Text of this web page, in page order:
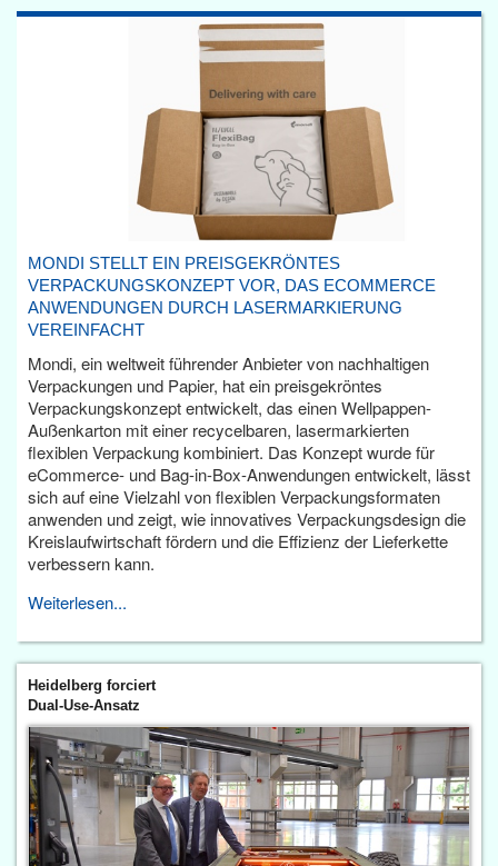
MONDI STELLT EIN PREISGEKRÖNTES
VERPACKUNGSKONZEPT VOR, DAS ECOMMERCE
ANWENDUNGEN DURCH LASERMARKIERUNG
VEREINFACHT
Mondi, ein weltweit führender Anbieter von nachhaltigen
Verpackungen und Papier, hat ein preisgekröntes
Verpackungskonzept entwickelt, das einen Wellpappen-
Außenkarton mit einer recycelbaren, lasermarkierten
flexiblen Verpackung kombiniert. Das Konzept wurde für
eCommerce- und Bag-in-Box-Anwendungen entwickelt, lässt
sich auf eine Vielzahl von flexiblen Verpackungsformaten
anwenden und zeigt, wie innovatives Verpackungsdesign die
Kreislaufwirtschaft fördern und die Effizienz der Lieferkette
verbessern kann.
Weiterlesen...
Heidelberg forciert
Dual-Use-Ansatz